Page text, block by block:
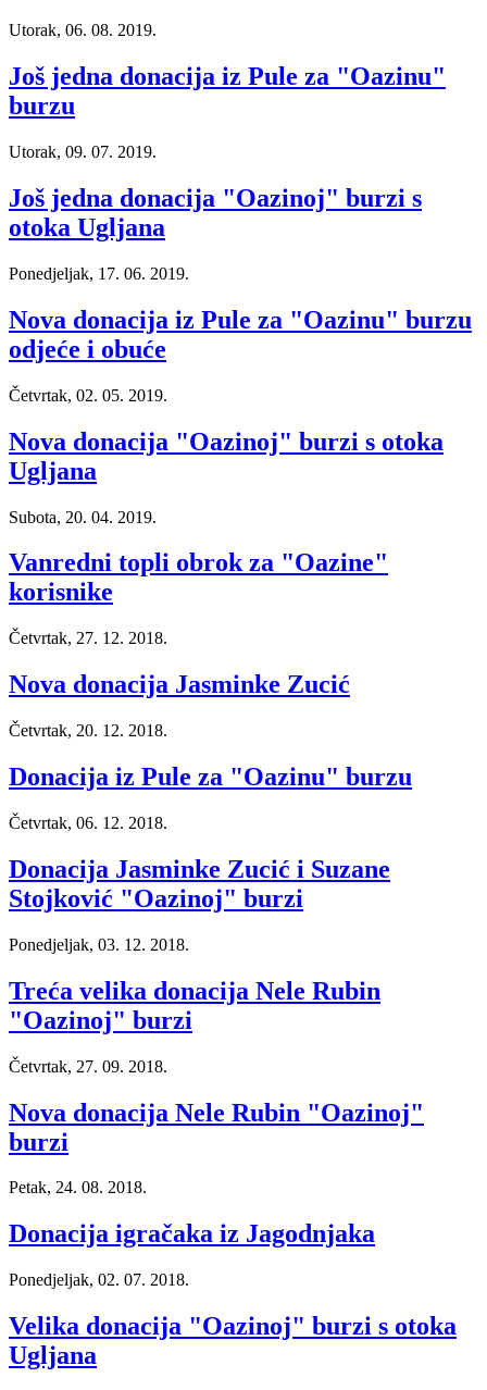
Utorak, 06. 08. 2019.
Još jedna donacija iz Pule za "Oazinu"
burzu
Utorak, 09. 07. 2019.
Još jedna donacija "Oazinoj" burzi s
otoka Ugljana
Ponedjeljak, 17. 06. 2019.
Nova donacija iz Pule za "Oazinu" burzu
odjeće i obuće
Četvrtak, 02. 05. 2019.
Nova donacija "Oazinoj" burzi s otoka
Ugljana
Subota, 20. 04. 2019.
Vanredni topli obrok za "Oazine"
korisnike
Četvrtak, 27. 12. 2018.
Nova donacija Jasminke Zucić
Četvrtak, 20. 12. 2018.
Donacija iz Pule za "Oazinu" burzu
Četvrtak, 06. 12. 2018.
Donacija Jasminke Zucić i Suzane
Stojković "Oazinoj" burzi
Ponedjeljak, 03. 12. 2018.
Treća velika donacija Nele Rubin
"Oazinoj" burzi
Četvrtak, 27. 09. 2018.
Nova donacija Nele Rubin "Oazinoj"
burzi
Petak, 24. 08. 2018.
Donacija igračaka iz Jagodnjaka
Ponedjeljak, 02. 07. 2018.
Velika donacija "Oazinoj" burzi s otoka
Ugljana